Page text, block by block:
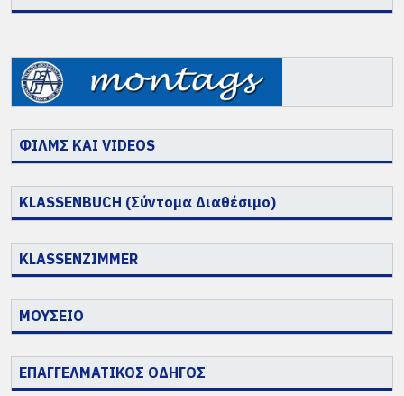
ΦΙΛΜΣ ΚΑΙ VIDEOS
KLASSENBUCH (Σύντομα Διαθέσιμο)
KLASSENZIMMER
ΜΟΥΣΕΙΟ
ΕΠΑΓΓΕΛΜΑΤΙΚΟΣ ΟΔΗΓΟΣ